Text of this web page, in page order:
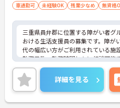
車通勤可 未経験OK 残業少なめ 無資格
三重県員弁郡に位置する障がい者グ
おける生活支援員の募集です。障が
代の幅広い方がご利用されている施設
勤務日数・勤務時間ともに相談可能
く、プライベートを大切にしながら
ます。また、福利厚生が充実してい
い環境が整っており、安心して長く
ます。
ご興味のある方には、面接対策ポイ
詳細を見る